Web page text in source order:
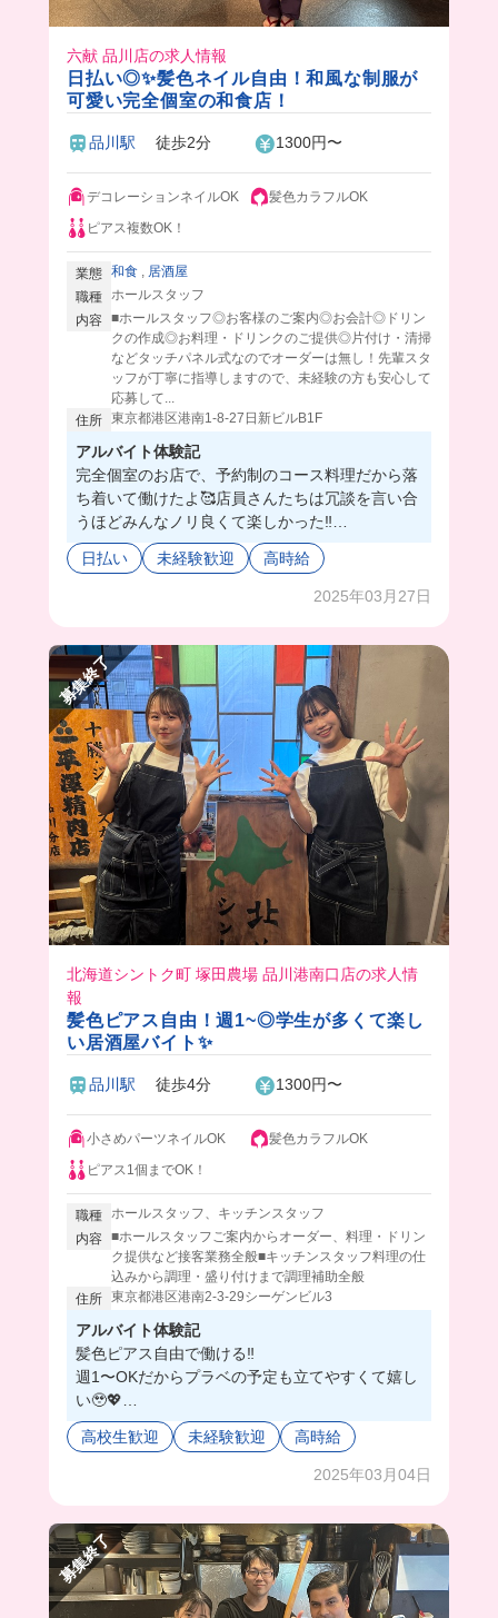
六献 品川店の求人情報
日払い◎✨髪色ネイル自由！和風な制服が
可愛い完全個室の和食店！
品川駅 徒歩2分 1300円〜
デコレーションネイルOK
髪色カラフルOK
ピアス複数OK！
業態 和食 , 居酒屋
職種 ホールスタッフ
内容 ■ホールスタッフ◎お客様のご案内◎お会計◎ドリン
クの作成◎お料理・ドリンクのご提供◎片付け・清掃
などタッチパネル式なのでオーダーは無し！先輩スタ
ッフが丁寧に指導しますので、未経験の方も安心して
応募して...
住所 東京都港区港南1-8-27日新ビルB1F
アルバイト体験記
完全個室のお店で、予約制のコース料理だから落
ち着いて働けたよ🥰店員さんたちは冗談を言い合
うほどみんなノリ良くて楽しかった‼️
まかないはお魚料理で定食ボリュームの量が出て
きてびっくり😳とっても美味しかった🥰
日払い 未経験歓迎 高時給
2025年03月27日
募集終了
北海道シントク町 塚田農場 品川港南口店の求人情
報
髪色ピアス自由！週1~◎学生が多くて楽し
い居酒屋バイト✨
品川駅 徒歩4分 1300円〜
小さめパーツネイルOK
髪色カラフルOK
ピアス1個までOK！
職種 ホールスタッフ、キッチンスタッフ
内容 ■ホールスタッフご案内からオーダー、料理・ドリン
ク提供など接客業務全般■キッチンスタッフ料理の仕
込みから調理・盛り付けまで調理補助全般
住所 東京都港区港南2-3-29シーゲンビル3
アルバイト体験記
髪色ピアス自由で働ける‼️
週1〜OKだからプラベの予定も立てやすくて嬉し
い🥹💖
先輩も優しく教えてくれるし、研修もしっかりあ
るから安心して働けるよ🥺🎶
まかないが毎回美味しすぎるから働くのが楽しみ
高校生歓迎 未経験歓迎 高時給
2025年03月04日
募集終了